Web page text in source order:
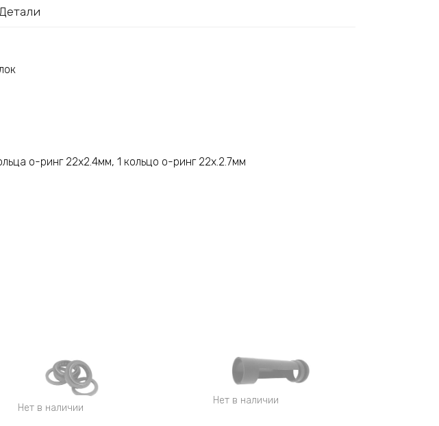
Детали
о-ринг 22х2.4мм, 1 кольцо о-ринг 22х.2.7мм
Нет в наличии
Нет в наличии